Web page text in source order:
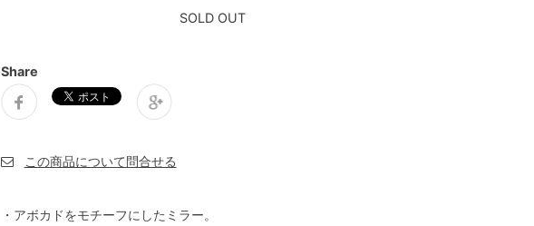
SOLD OUT
Share
・アボカドをモチーフにしたミラー。